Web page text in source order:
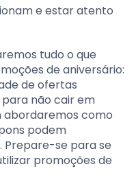
e estar atento
tudo o que
de aniversário:
de ofertas
para não cair em
abordaremos como
podem
Prepare-se para se
promoções de